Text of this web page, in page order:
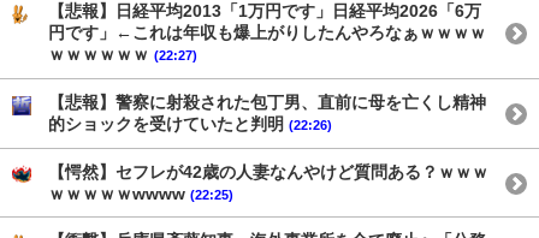
【悲報】日経平均2013「1万円です」日経平均2026「6万
円です」←これは年収も爆上がりしたんやろなぁｗｗｗｗ
ｗｗｗｗｗｗ (22:27)
【悲報】警察に射殺された包丁男、直前に母を亡くし精神
的ショックを受けていたと判明 (22:26)
【愕然】セフレが42歳の人妻なんやけど質問ある？ｗｗｗ
ｗｗｗｗｗwwww (22:25)